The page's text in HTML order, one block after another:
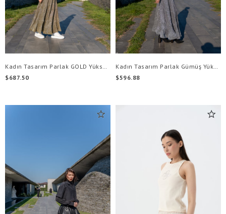
Kadın Tasarım Parlak GOLD Yüksek Bel l Pileli Etek
$687.50
Kadın Tasarım Parlak Gümüş Yüksek Bel l Pileli Etek
$596.88